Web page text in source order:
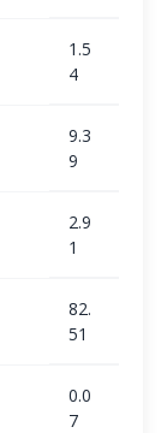
1.5
4
9.3
9
2.9
1
82.
51
0.0
7